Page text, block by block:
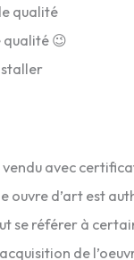
qualité
😉
avec
ouvre d’art est
se référer à
de